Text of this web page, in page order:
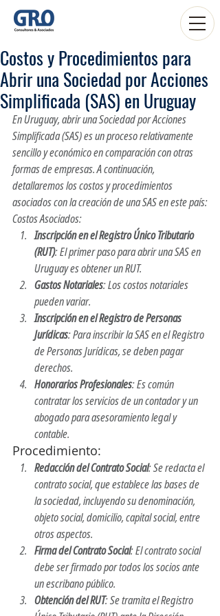
Costos y Procedimientos para
Abrir una Sociedad por Acciones
Simplificada (SAS) en Uruguay
En Uruguay, abrir una Sociedad por Acciones
Simplificada (SAS) es un proceso relativamente
sencillo y económico en comparación con otras
formas de empresas. A continuación,
detallaremos los costos y procedimientos
asociados con la creación de una SAS en este país:
Costos Asociados:
Inscripción en el Registro Único Tributario
(RUT): El primer paso para abrir una SAS en
Uruguay es obtener un RUT.
Gastos Notariales: Los costos notariales
pueden variar.
Inscripción en el Registro de Personas
Jurídicas: Para inscribir la SAS en el Registro
de Personas Jurídicas, se deben pagar
derechos.
Honorarios Profesionales: Es común
contratar los servicios de un contador y un
abogado para asesoramiento legal y
contable.
Procedimiento:
Redacción del Contrato Social: Se redacta el
contrato social, que establece las bases de
la sociedad, incluyendo su denominación,
objeto social, domicilio, capital social, entre
otros aspectos.
Firma del Contrato Social: El contrato social
debe ser firmado por todos los socios ante
un escribano público.
Obtención del RUT: Se tramita el Registro